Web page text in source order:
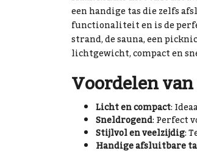
een handige tas die zelfs
functionaliteit en is de
strand, de sauna, een
lichtgewicht, compact en
Voordelen van
Licht en compact:
Sneldrogend: Perfect
Stijlvol en veelzijdig:
Handige afsluitbare